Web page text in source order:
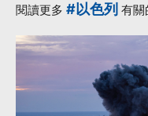
閱讀更多 #以色列 有關